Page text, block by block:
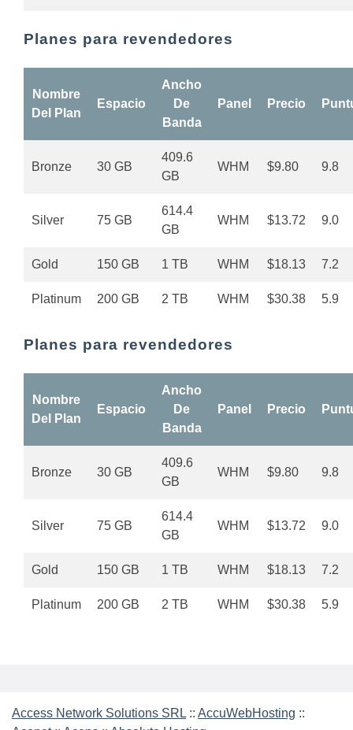
Planes para revendedores
Nombre
Del Plan
Espacio
Ancho
De
Banda
Panel Precio
Bronze 30 GB
409.6
GB
WHM $9.80 9.8
Silver 75 GB
614.4
GB
WHM $13.72 9.0
Gold 150 GB 1 TB WHM $18.13 7.2
Platinum 200 GB 2 TB WHM $30.38 5.9
Planes para revendedores
Nombre
Del Plan
Espacio
Ancho
De
Banda
Panel Precio
Bronze 30 GB
409.6
GB
WHM $9.80 9.8
Silver 75 GB
614.4
GB
WHM $13.72 9.0
Gold 150 GB 1 TB WHM $18.13 7.2
Platinum 200 GB 2 TB WHM $30.38 5.9
Access Network Solutions SRL :: AccuWebHosting ::